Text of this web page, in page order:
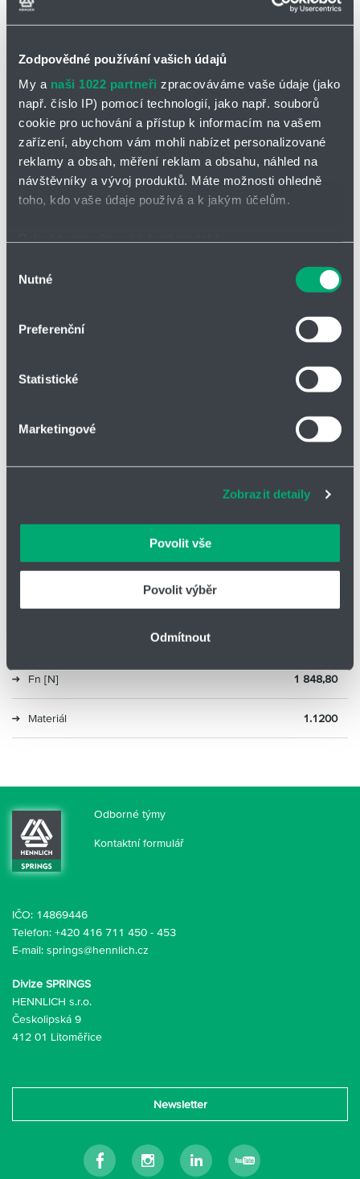
Zodpovědné používání vašich údajů
My a naši 1022 partneři zpracováváme vaše údaje (jako
např. číslo IP) pomocí technologií, jako např. souborů
cookie pro uchování a přístup k informacím na vašem
zařízení, abychom vám mohli nabízet personalizované
reklamy a obsah, měření reklam a obsahu, náhled na
návštěvníky a vývoj produktů. Máte možnosti ohledně
toho, kdo vaše údaje používá a k jakým účelům.
které mohou být přesné na několik metrů
skenování pro konkrétní charakteristiky (otisk prstu)
Zjistěte více o tom, jak zpracováváme vaše osobní
Svůj souhlas můžete kdykoliv změnit nebo odvolat v
Soubory cookies a další technologie nám pomáhají
vašimi údaji zacházíme citlivě, děkujeme za projevení
souhlasu
Nutné
Preferenční
Statistické
Marketingové
Zobrazit detaily
Povolit vše
Povolit výběr
Odmítnout
nákupní
seznam
-
minus plus
Vložit do poptávky
d [mm] 8
67
196,50
R [N/mm] 8,49
Ln [mm] 443,70
Fn [N] 1 848,80
Materiál 1.1200
Odborné týmy
Kontaktní formulář
Divize SPRINGS
HENNLICH s.r.o.
Českolipská 9
412 01 Litoměřice
IČO: 14869446
Telefon: +420 416 711 450 - 453
E-mail: springs@hennlich.cz
FacebookInstagramLinkedin Youtube
Newsletter